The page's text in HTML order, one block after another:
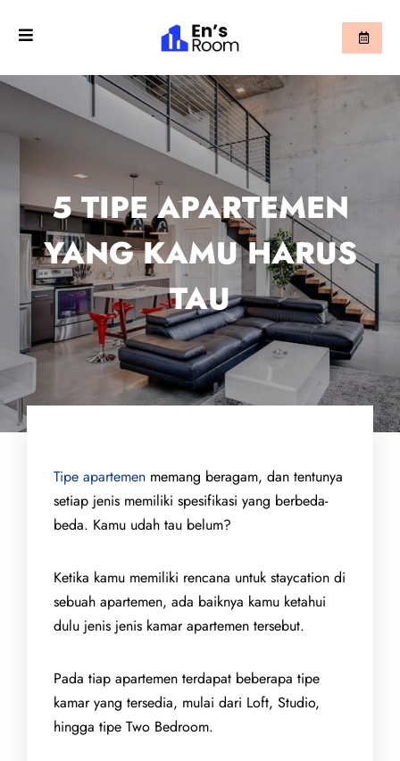
5 TIPE APARTEMEN
YANG KAMU HARUS
TAU
Tipe apartemen memang beragam, dan tentunya
setiap jenis memiliki spesifikasi yang berbeda-
beda. Kamu udah tau belum?
Ketika kamu memiliki rencana untuk staycation di
sebuah apartemen, ada baiknya kamu ketahui
dulu jenis jenis kamar apartemen tersebut.
Pada tiap apartemen terdapat beberapa tipe
kamar yang tersedia, mulai dari Loft, Studio,
hingga tipe Two Bedroom.